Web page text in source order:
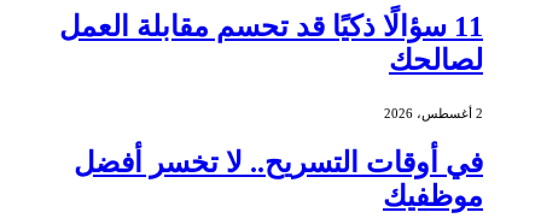
11 سؤالًا ذكيًا قد تحسم مقابلة العمل
لصالحك
2 أغسطس، 2026
في أوقات التسريح.. لا تخسر أفضل
موظفيك